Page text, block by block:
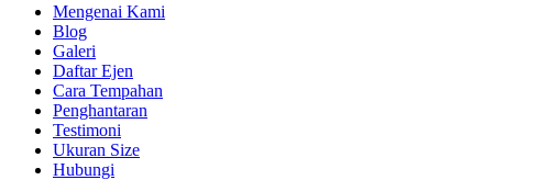
Mengenai Kami
Blog
Galeri
Daftar Ejen
Cara Tempahan
Penghantaran
Testimoni
Ukuran Size
Hubungi